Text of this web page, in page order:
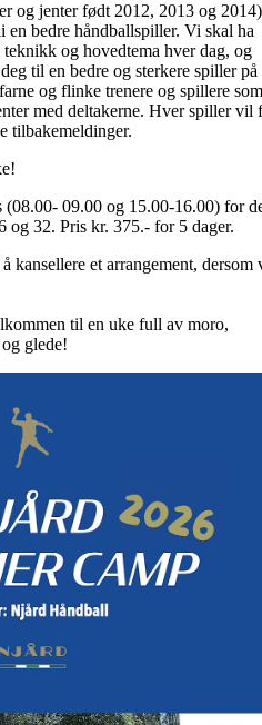
og jenter født 2012, 2013 og
en bedre håndballspiller. Vi skal ha
og hovedtema hver dag, og
til en bedre og sterkere spiller på
og flinke trenere og spillere som
med deltakerne. Hver spiller vil
tilbakemeldinger.
(08.00- 09.00 og 15.00-16.00) for
og 32. Pris kr. 375.- for 5 dager.
kansellere et arrangement, dersom
til en uke full av moro,
glede!